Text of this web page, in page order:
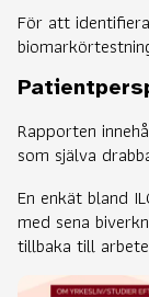
För att
Rapporten
som själva
En enkät bland
med sena
tillbaka till